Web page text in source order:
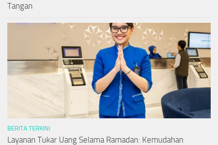
Tangan
BERITA TERKINI
Layanan Tukar Uang Selama Ramadan: Kemudahan